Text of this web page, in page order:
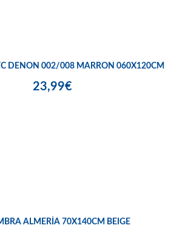
DENON 002/008 MARRON 060X120CM
23,99€
ALMERÍA 70X140CM BEIGE